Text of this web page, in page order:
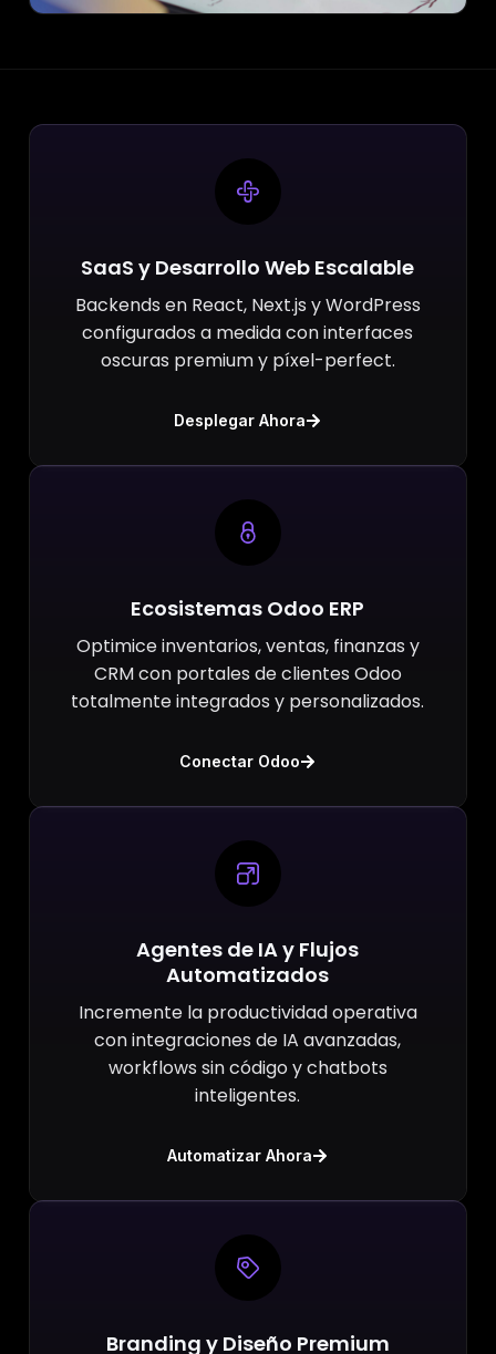
SaaS y Desarrollo Web Escalable
Backends en React, Next.js y WordPress
configurados a medida con interfaces
oscuras premium y píxel-perfect.
Desplegar Ahora
Ecosistemas Odoo ERP
Optimice inventarios, ventas, finanzas y
CRM con portales de clientes Odoo
totalmente integrados y personalizados.
Conectar Odoo
Agentes de IA y Flujos
Automatizados
Incremente la productividad operativa
con integraciones de IA avanzadas,
workflows sin código y chatbots
inteligentes.
Automatizar Ahora
Branding y Diseño Premium